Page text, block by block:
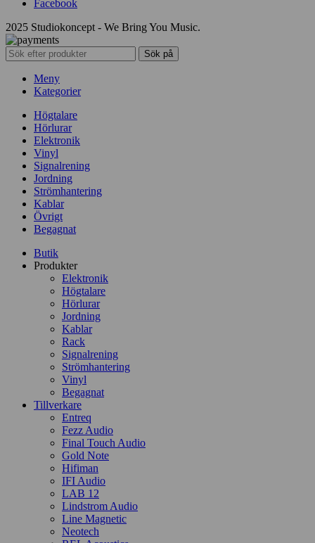
Facebook
2025 Studiokoncept - We Bring You Music.
Sök på
Meny
Kategorier
Högtalare
Hörlurar
Elektronik
Vinyl
Signalrening
Jordning
Strömhantering
Kablar
Övrigt
Begagnat
Butik
Produkter
Elektronik
Högtalare
Hörlurar
Jordning
Kablar
Rack
Signalrening
Strömhantering
Vinyl
Begagnat
Tillverkare
Entreq
Fezz Audio
Final Touch Audio
Gold Note
Hifiman
IFI Audio
LAB 12
Lindstrom Audio
Line Magnetic
Neotech